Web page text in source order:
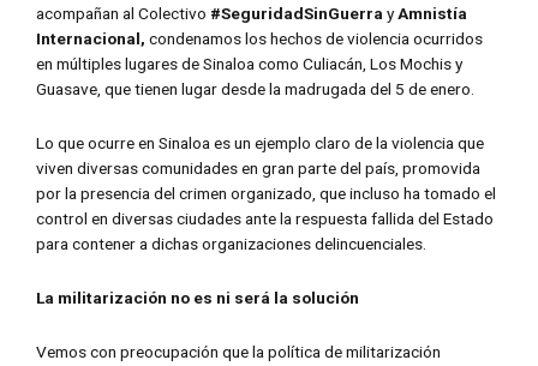
acompañan al Colectivo #SeguridadSinGuerra yAmnistía
Internacional, condenamos los hechos de violencia ocurridos
en múltiples lugares de Sinaloa como Culiacán, Los Mochis y
Guasave, que tienen lugar desde la madrugada del 5 de enero.
Lo que ocurre en Sinaloa es un ejemplo claro de la violencia que
viven diversas comunidades en gran parte del país, promovida
por la presencia del crimen organizado, que incluso ha tomado el
control en diversas ciudades ante la respuesta fallida del Estado
para contener a dichas organizaciones delincuenciales.
La militarización no es ni será la solución
Vemos con preocupación que la política de militarización